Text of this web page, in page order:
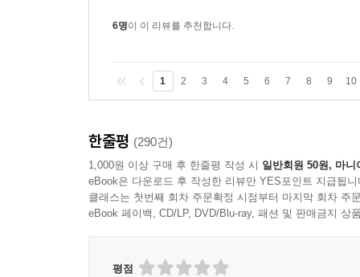
6명이 이 리뷰를 추천합니다.
1 2 3 4 5 6 7 8 9 10
한줄평 (290건)
1,000원 이상 구매 후 한줄평 작성 시 일반회원 50원, 마니
eBook은 다운로드 후 작성한 리뷰만 YES포인트 지급됩니
클래스는 첫번째 회차 주문확정 시점부터 마지막 회차 주
eBook 페이백, CD/LP, DVD/Blu-ray, 패션 및 판매금지 상
평점